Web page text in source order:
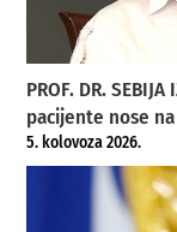
PROF. DR.
pacijente nose
5. kolovoza 2026.